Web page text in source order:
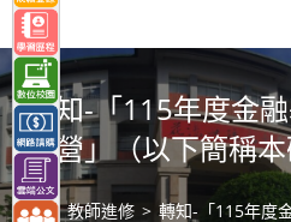
要
內
容 轉知-「115年度金
習營」（以下簡稱
> 教師進修 > 轉知-「115年度